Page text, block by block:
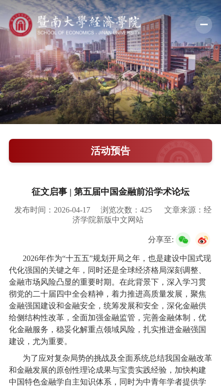
学院概况
新闻中心
师资队伍
科学研究
教学培养
学院党建
人才引进
访客 招聘 校友 教职工
活动预告
征文启事 | 第五届中国金融前沿学术论坛
发布时间：2026-04-17 浏览次数：425
文章来源：经
济学院新版中文网站
分享至:
2026年作为“十五五”规划开局之年，也是建设中国式现
代化强国的关键之年，同时还是全球经济格局深刻调整、
金融市场风险凸显的重要时期。在此背景下，深入学习贯
彻党的二十届四中全会精神，着力推进高质量发展，聚焦
金融强国建设和金融安全，统筹发展和安全，深化金融供
给侧结构性改革，全面加强金融监管，完善金融体制，优
化金融服务，稳妥化解重点领域风险，扎实推进金融强国
建设，尤为重要。
为了应对复杂局势的挑战及全面系统总结我国金融改革
和金融发展的原创性理论成果与宝贵实践经验，加快构建
中国特色金融学自主知识体系，同时为中青年学者提供学